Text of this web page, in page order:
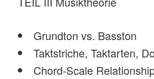
Grundton vs. Basston
Taktstriche, Taktarten,
Chord-Scale